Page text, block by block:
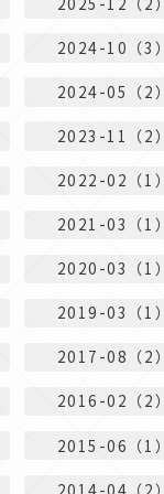
2024-10（3）
2024-05（2）
2023-11（2）
2022-02（1）
2021-03（1）
2020-03（1）
2019-03（1）
2017-08（2）
2016-02（2）
2015-06（1）
2014-04（2）